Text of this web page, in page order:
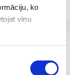
ko
viņu
gadu vecumam